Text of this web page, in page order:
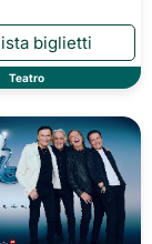
Teatro